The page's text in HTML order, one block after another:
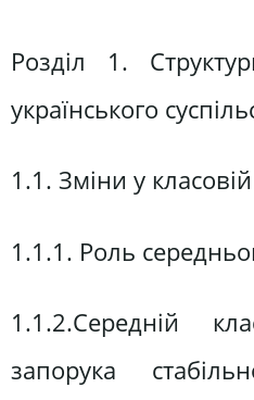
Розділ 1.
українського
1.1. Зміни у класовій
1.1.1. Роль
1.1.2.Середній
запорука